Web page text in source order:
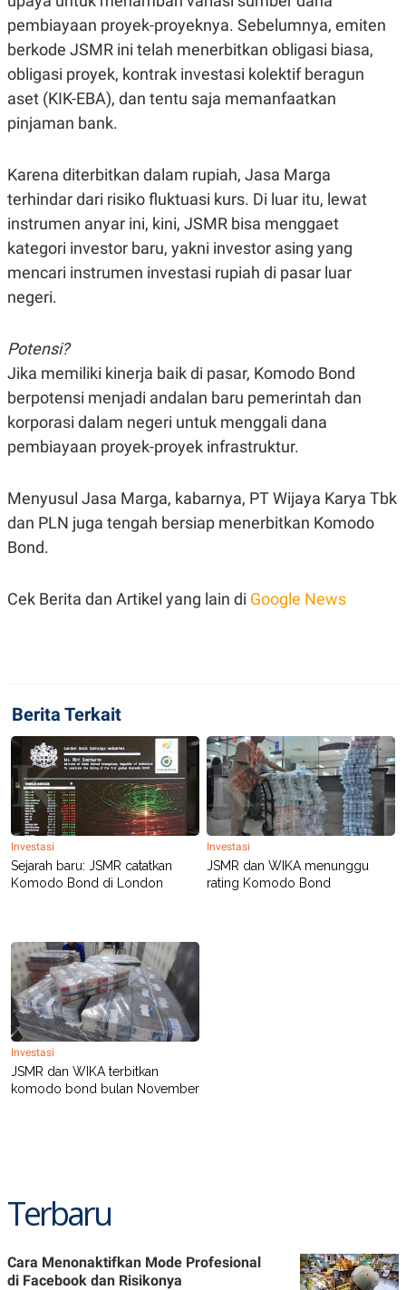
S
A
T
D
T
A
G
E
S
K
O
A
T
U
JARINGAN
K
T
A
N
A
A
E
P
S
R
E
E
S
I
A
G
A
A
K
I
R
J
N
E
A
P
E
R
A
D
V
E
R
T
I
S
I
N
G
M
E
D
I
A
.
I
D
PRIVACY
POLICY
pembiayaan proyek-proyeknya. Sebelumnya, emiten
berkode JSMR ini telah menerbitkan obligasi biasa,
obligasi proyek, kontrak investasi kolektif beragun
aset (KIK-EBA), dan tentu saja memanfaatkan
pinjaman bank.
Karena diterbitkan dalam rupiah, Jasa Marga
terhindar dari risiko fluktuasi kurs. Di luar itu, lewat
instrumen anyar ini, kini, JSMR bisa menggaet
kategori investor baru, yakni investor asing yang
mencari instrumen investasi rupiah di pasar luar
negeri.
Potensi?
Jika memiliki kinerja baik di pasar, Komodo Bond
berpotensi menjadi andalan baru pemerintah dan
korporasi dalam negeri untuk menggali dana
pembiayaan proyek-proyek infrastruktur.
Menyusul Jasa Marga, kabarnya, PT Wijaya Karya Tbk
dan PLN juga tengah bersiap menerbitkan Komodo
Bond.
Cek Berita dan Artikel yang lain di Google News
Berita Terkait
Investasi
Sejarah baru: JSMR catatkan
Komodo Bond di London
Investasi
JSMR dan WIKA menunggu
rating Komodo Bond
Investasi
JSMR dan WIKA terbitkan
komodo bond bulan November
Terbaru
Cara Menonaktifkan Mode Profesional
di Facebook dan Risikonya